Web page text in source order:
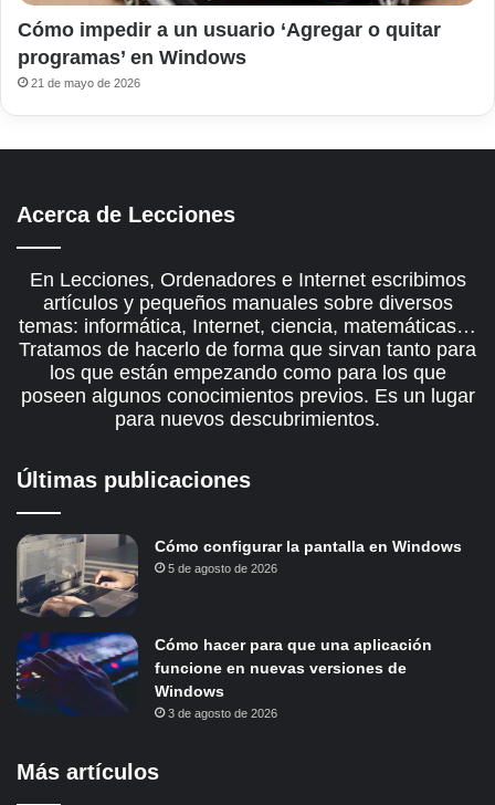
Cómo impedir a un usuario ‘Agregar o quitar
programas’ en Windows
21 de mayo de 2026
Acerca de Lecciones
En Lecciones, Ordenadores e Internet escribimos
artículos y pequeños manuales sobre diversos
temas: informática, Internet, ciencia, matemáticas…
Tratamos de hacerlo de forma que sirvan tanto para
los que están empezando como para los que
poseen algunos conocimientos previos. Es un lugar
para nuevos descubrimientos.
Últimas publicaciones
Cómo configurar la pantalla en Windows
5 de agosto de 2026
Cómo hacer para que una aplicación
funcione en nuevas versiones de
Windows
3 de agosto de 2026
Más artículos